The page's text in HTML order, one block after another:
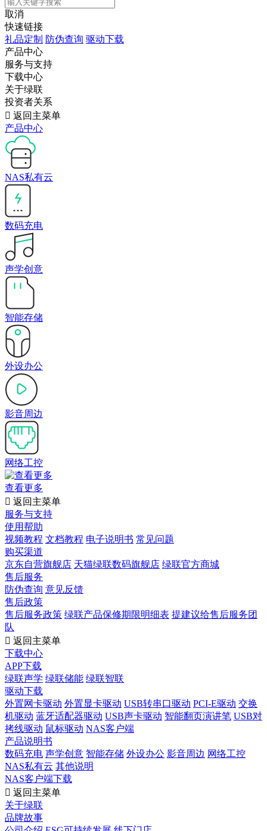
取消
快速链接
礼品定制 防伪查询 驱动下载
产品中心
服务与支持
下载中心
关于绿联
投资者关系
 返回主菜单
产品中心
NAS私有云
数码充电
声学创意
智能存储
外设办公
影音周边
网络工控
查看更多
 返回主菜单
服务与支持
使用帮助
视频教程 文档教程 电子说明书 常见问题
购买渠道
京东自营旗舰店 天猫绿联数码旗舰店 绿联官方商城
售后服务
防伪查询 意见反馈
售后政策
售后服务政策 绿联产品保修期限明细表 提建议给售后服务团
队
 返回主菜单
下载中心
APP下载
绿联声学 绿联储能 绿联智联
驱动下载
外置网卡驱动 外置显卡驱动 USB转串口驱动 PCI-E驱动 交换
机驱动 蓝牙适配器驱动 USB声卡驱动 智能翻页演讲笔 USB对
拷线驱动 鼠标驱动 NAS客户端
产品说明书
数码充电 声学创意 智能存储 外设办公 影音周边 网络工控
NAS私有云 其他说明
NAS客户端下载
 返回主菜单
关于绿联
品牌故事